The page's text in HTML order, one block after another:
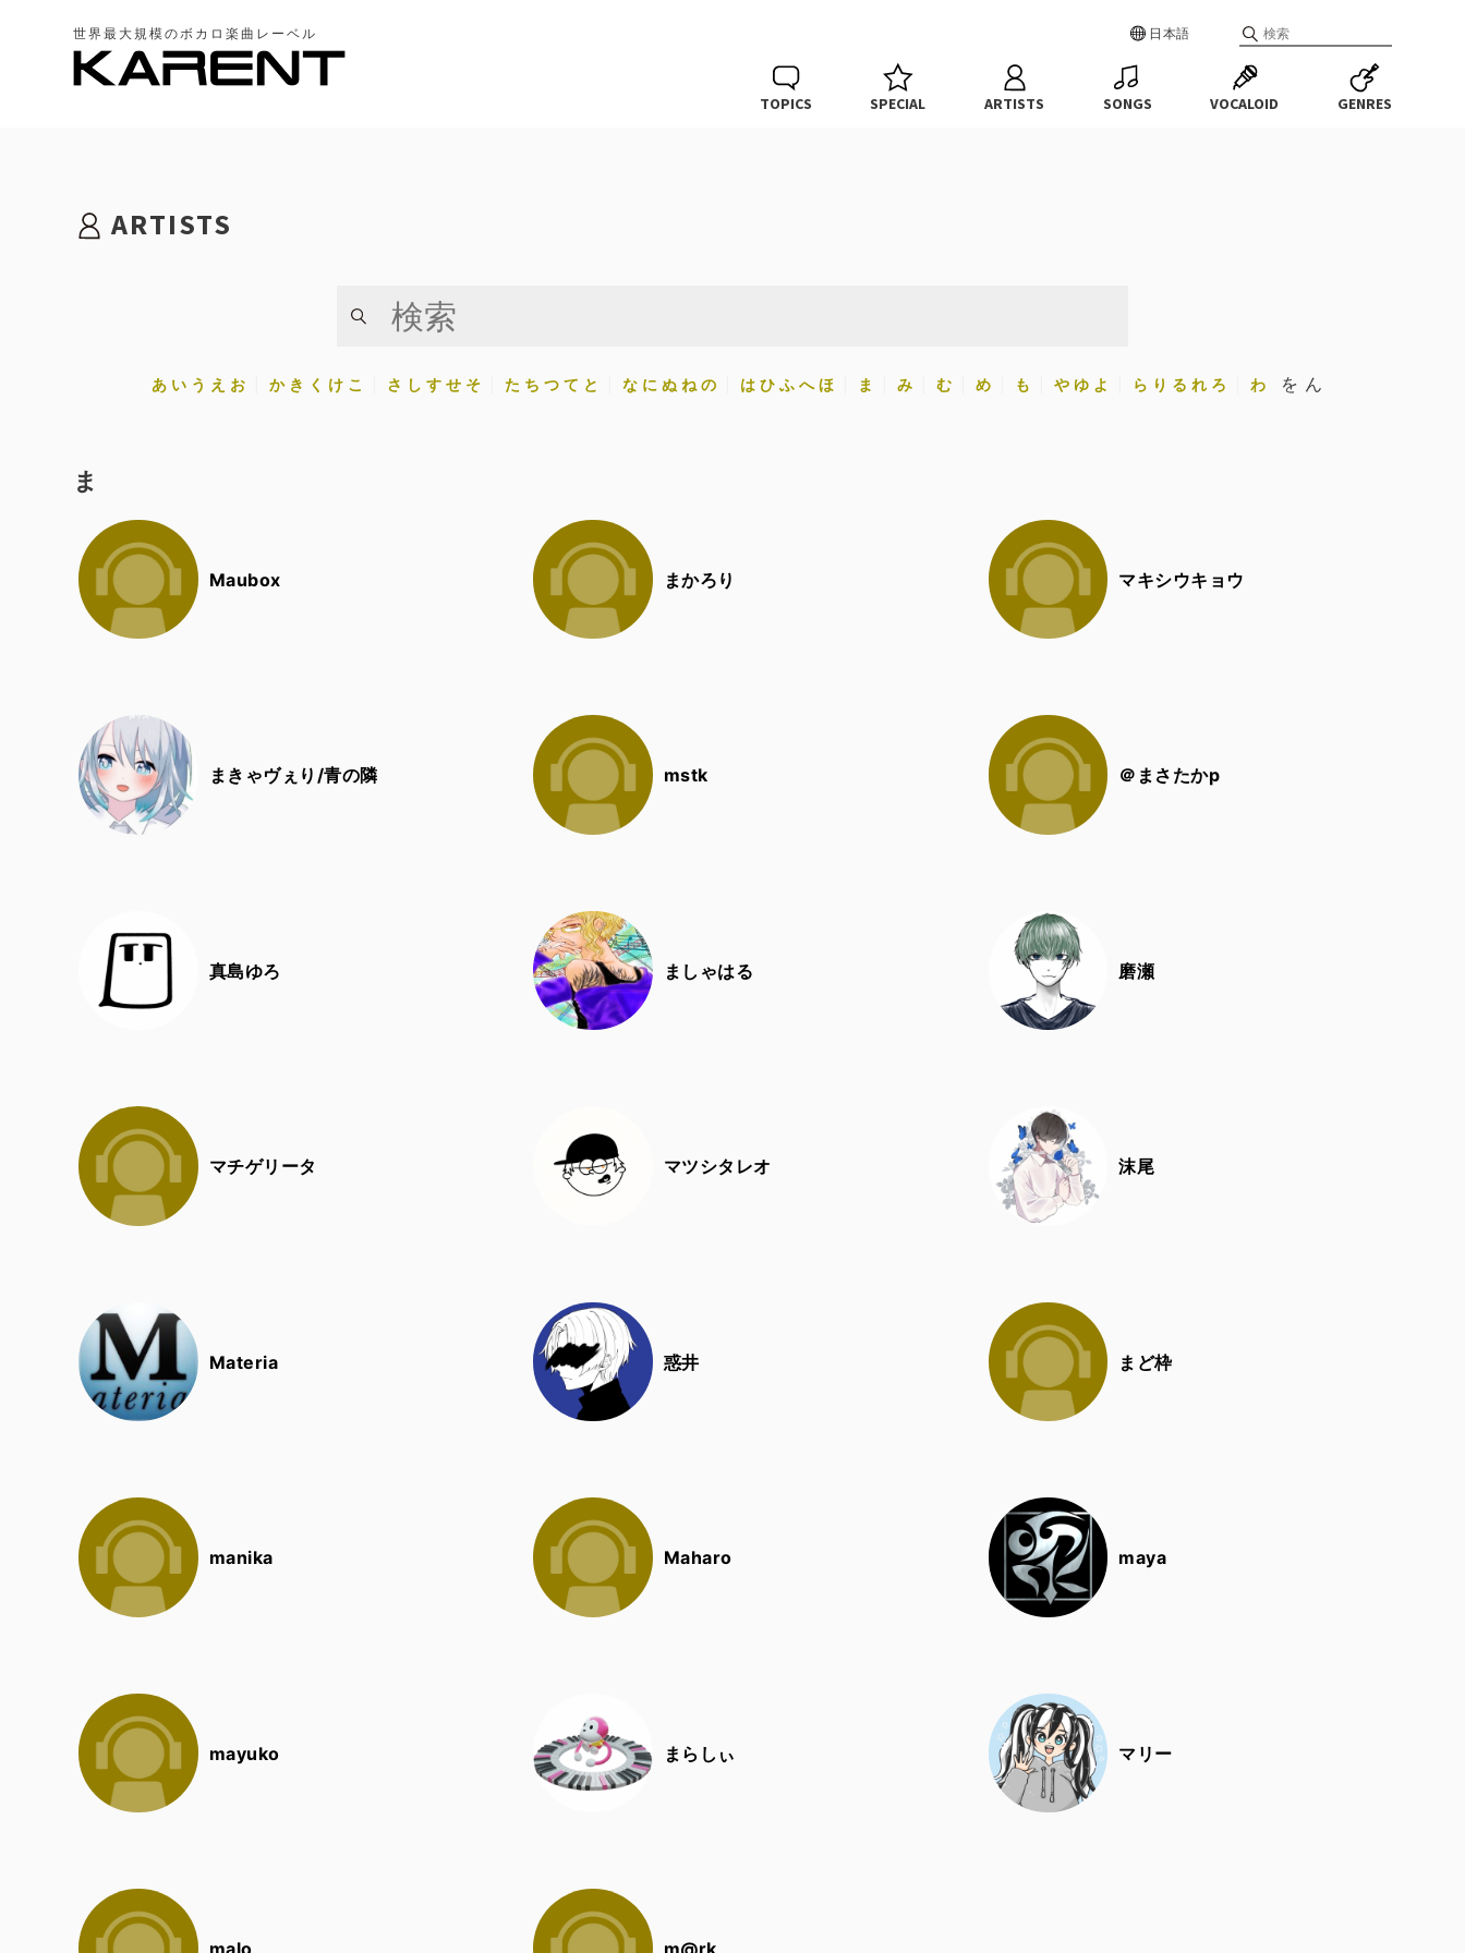
世界最大規模のボカロ楽曲レーベル 日本語
TOPICS SPECIAL ARTISTS SONGS VOCALOID GENRES
ARTISTS
あ い う え お か き く け こ さ し す せ そ た ち つ て と な に ぬ ね の は ひ ふ へ ほ ま み む め も や ゆ よ ら り る れ ろ わ を ん
ま
Maubox まかろり マキシウキョウ
まきゃヴぇり/青の隣 mstk ＠まさたかp
真島ゆろ ましゃはる 磨瀬
マチゲリータ マツシタレオ 沫尾
Materia 惑井 まど枠
manika Maharo maya
mayuko まらしぃ マリー